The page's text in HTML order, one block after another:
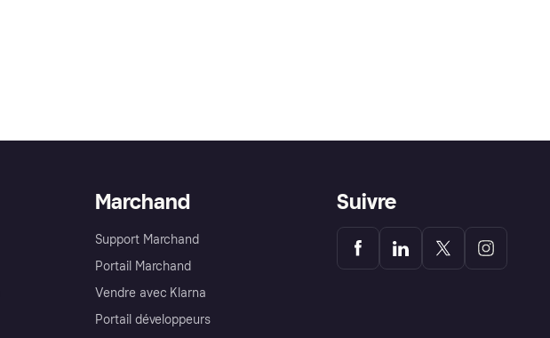
Marchand
Support Marchand
Portail Marchand
Vendre avec Klarna
Portail développeurs
Suivre